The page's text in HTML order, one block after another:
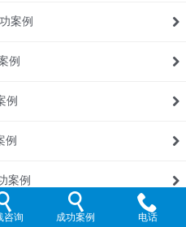
案例
例
例
例
案例
功案例
咨询 成功案例 电话